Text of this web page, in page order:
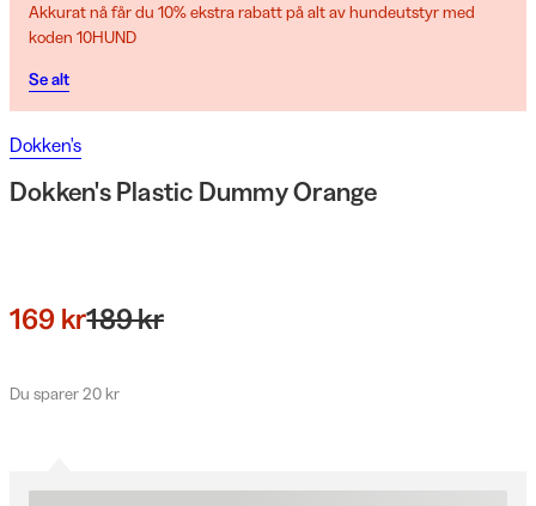
Akkurat nå får du 10% ekstra rabatt på alt av hundeutstyr med
koden 10HUND
Se alt
Dokken's
Dokken's Plastic Dummy Orange
169 kr189 kr
Du sparer 20 kr